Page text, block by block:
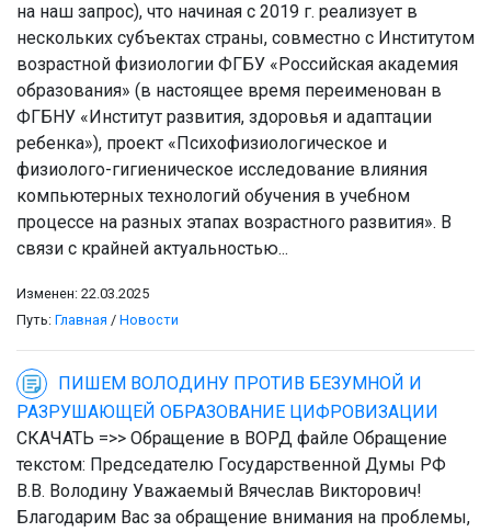
на наш запрос), что начиная с 2019 г. реализует в
нескольких субъектах страны, совместно с Институтом
возрастной физиологии ФГБУ «Российская академия
образования» (в настоящее время переименован в
ФГБНУ «Институт развития, здоровья и адаптации
ребенка»), проект «Психофизиологическое и
физиолого-гигиеническое исследование влияния
компьютерных технологий обучения в учебном
процессе на разных этапах возрастного развития». В
связи с крайней актуальностью...
Изменен: 22.03.2025
Путь: Главная / Новости
ПИШЕМ ВОЛОДИНУ ПРОТИВ БЕЗУМНОЙ И
РАЗРУШАЮЩЕЙ ОБРАЗОВАНИЕ ЦИФРОВИЗАЦИИ
СКАЧАТЬ =>> Обращение в ВОРД файле Обращение
текстом: Председателю Государственной Думы РФ
В.В. Володину Уважаемый Вячеслав Викторович!
Благодарим Вас за обращение внимания на проблемы,